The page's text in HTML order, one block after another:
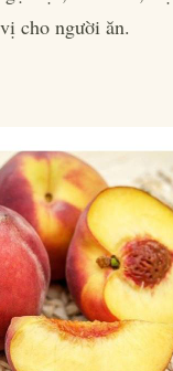
cho người ăn.